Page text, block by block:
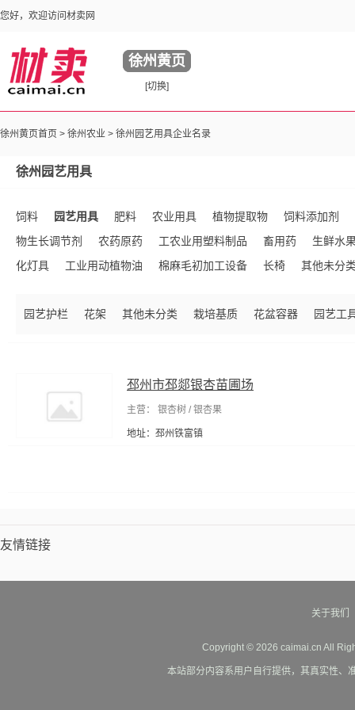
您好，欢迎访问材卖网
徐州黄页
[切换]
徐州黄页首页 > 徐州农业 > 徐州园艺用具企业名录
徐州园艺用具
饲料 园艺用具 肥料 农业用具 植物提取物
饲料添加剂
物生长调节剂
农药原药 工农业用塑料制品 畜用药
生鲜水
化灯具
工业用动植物油 棉麻毛初加工设备 长椅 其他未分
园艺护栏 花架 其他未分类 栽培基质 花盆容器 园艺工
邳州市邳郯银杏苗圃场
主营： 银杏树 / 银杏果
地址：邳州铁富镇
友情链接
关于我们
Copyright © 2026 caimai.cn All
本站部分内容系用户自行提供，其真实性、